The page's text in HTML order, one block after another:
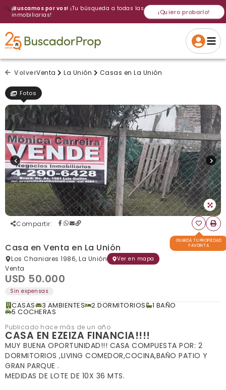
🔍¡Buscamos por vos! ¡Tu búsqueda a todas las
inmobiliarias!
¡Quiero probarlo!
Cancelar Si, eliminar
Gracias
Volver a intentar
VolverVenta La Unión Casas en La Unión
Fotos
Compartir:
GUARDÁ TU PROPIEDAD
FAVORITA
Casa en Venta en La Unión
Los Chaniares 1986, La Unión Ver en mapa
Venta
USD 50.000
Sin expensas
CASAS 3 AMBIENTES 2 DORMITORIOS 1 BAÑO
5 COCHERAS
Publicado hace más de un año
CASA EN EZEIZA FINANCIA!!!!
MUY BUENA OPORTUNIDAD!!! CASA COMPUESTA POR: 2
DORMITORIOS ,LIVING COMEDOR,COCINA,BAÑO PATIO Y
GRAN PARQUE .
MEDIDAS DE LOTE DE 10X 36 MTS.